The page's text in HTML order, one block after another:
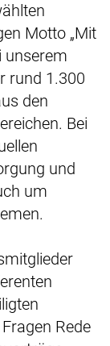
Motto „Mit
unserem
rund 1.300
den
Bei
und
um
Rede